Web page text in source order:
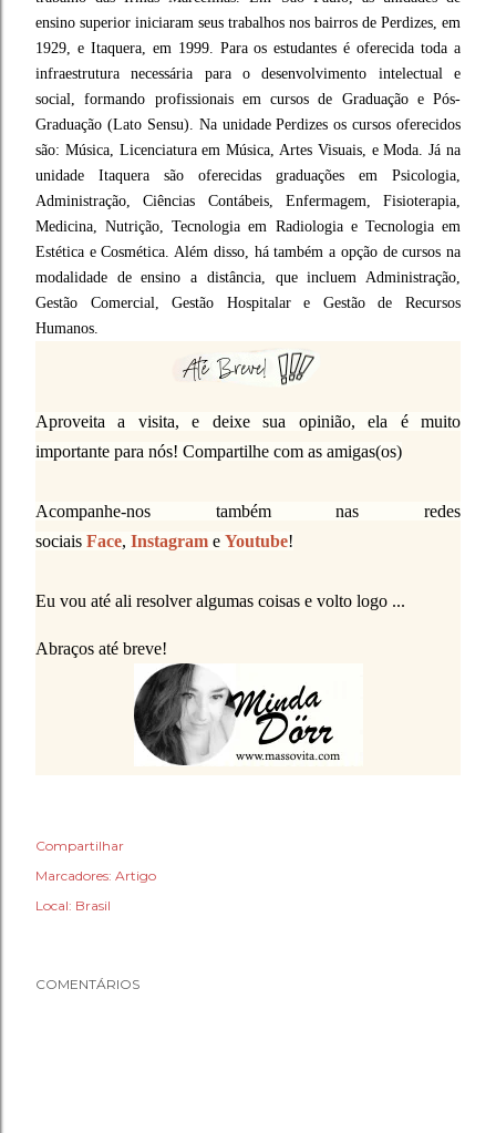
ensino superior iniciaram seus trabalhos nos bairros de Perdizes, em
1929, e Itaquera, em 1999. Para os estudantes é oferecida toda a
infraestrutura necessária para o desenvolvimento intelectual e
social, formando profissionais em cursos de Graduação e Pós-
Graduação (Lato Sensu). Na unidade Perdizes os cursos oferecidos
são: Música, Licenciatura em Música, Artes Visuais, e Moda. Já na
unidade Itaquera são oferecidas graduações em Psicologia,
Administração, Ciências Contábeis, Enfermagem, Fisioterapia,
Medicina, Nutrição, Tecnologia em Radiologia e Tecnologia em
Estética e Cosmética. Além disso, há também a opção de cursos na
modalidade de ensino a distância, que incluem Administração,
Gestão Comercial, Gestão Hospitalar e Gestão de Recursos
Humanos.
Aproveita a visita, e deixe sua opinião, ela é muito
importante para nós! Compartilhe com as amigas(os)
Acompanhe-nos também nas redes
sociais Face, Instagram e Youtube!
Eu vou até ali resolver algumas coisas e volto logo ...
Abraços até breve!
Compartilhar
Marcadores: Artigo
Local: Brasil
COMENTÁRIOS